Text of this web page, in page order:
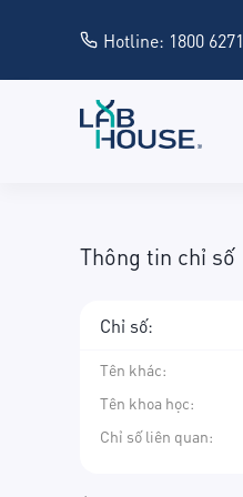
Hotline: 1800 6271
Thông tin chỉ số
Chỉ số:
Tên khác:
Tên khoa học:
Chỉ số liên quan: